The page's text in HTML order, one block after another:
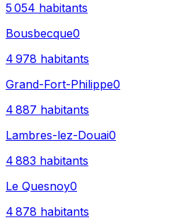
5 054 habitants
Bousbecque0
4 978 habitants
Grand-Fort-Philippe0
4 887 habitants
Lambres-lez-Douai0
4 883 habitants
Le Quesnoy0
4 878 habitants